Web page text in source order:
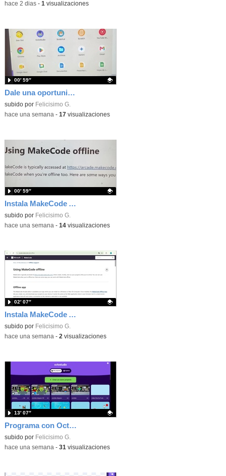
-hace 2 dias- 1 visualizaciones
Dale una oportunidad a los Chromebooks y utiliza un proyector para realizar talleres si no tienes pantallas táctiles
Contenido educativo.
subido por Felicisimo G.
00′ 59″
-hace una semana - 17 visualizaciones
Instala MakeCode Arcade para trabajar offline en tu tablet, ordenador, Chromebook
Contenido educativo.
subido por Felicisimo G.
00′ 59″
-hace una semana - 14visualizaciones
Instala MakeCode Arcade offline para programar grandes juegos sin necesidad de Internet
Contenido educativo.
subido por Felicisimo G.
02′ 07″
-hace una semana - 2 visualizaciones
Programa con OctoStudio, un juego de disparos contra Zombies con un cargador basado en el House of the dead
Contenido educativo.
subido por Felicisimo G.
13′ 07″
-hace una semana - 31 visualizaciones